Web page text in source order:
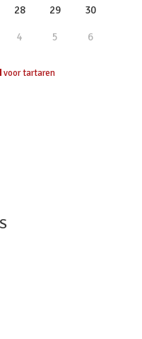
28 29 30
4 5 6
voor tartaren